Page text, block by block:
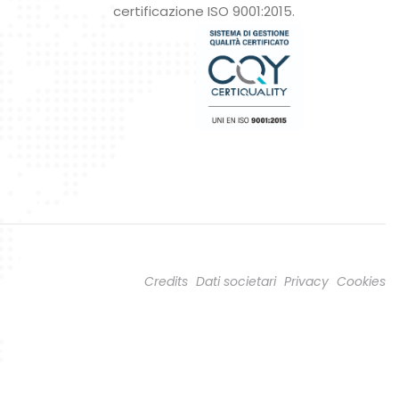
certificazione ISO 9001:2015.
Credits Dati societari Privacy Cookies